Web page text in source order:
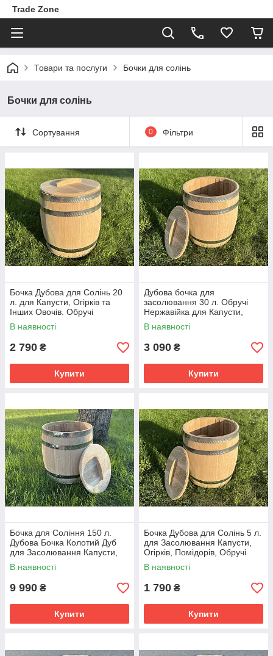
Trade Zone
Товари та послуги Бочки для солінь
Бочки для солінь
Сортування 0 Фільтри
Бочка Дубова для Солінь 20
л. для Капусти, Огірків та
Інших Овочів. Обручі
Нержавійка
В наявності
2 790 ₴
Купити
Дубова бочка для
засолювання 30 л. Обручі
Нержавійка для Капусти,
Помідорів та Овочів
В наявності
3 090 ₴
Купити
Бочка для Соління 150 л.
Дубова Бочка Колотий Дуб
для Засолювання Капусти,
Помідорів, Огірків
В наявності
9 990 ₴
Купити
Бочка Дубова для Солінь 5 л.
для Засолювання Капусти,
Огірків, Помідорів, Обручі
Нержавіюча сталь
В наявності
1 790 ₴
Купити